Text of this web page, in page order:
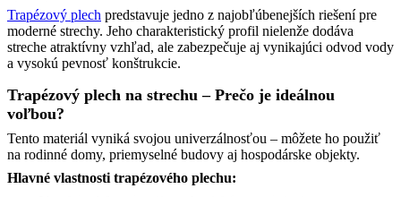
Trapézový plech predstavuje jedno z najobľúbenejších riešení pre
moderné strechy. Jeho charakteristický profil nielenže dodáva
streche atraktívny vzhľad, ale zabezpečuje aj vynikajúci odvod vody
a vysokú pevnosť konštrukcie.
Trapézový plech na strechu – Prečo je ideálnou
voľbou?
Tento materiál vyniká svojou univerzálnosťou – môžete ho použiť
na rodinné domy, priemyselné budovy aj hospodárske objekty.
Hlavné vlastnosti trapézového plechu: